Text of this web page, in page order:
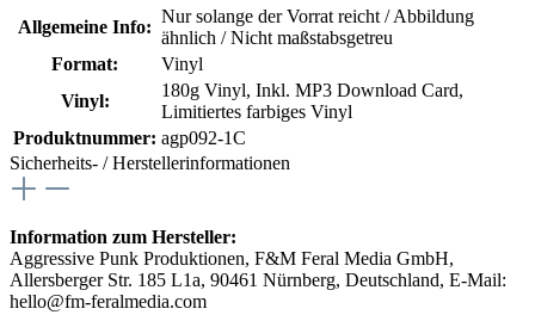
Allgemeine Info:
Nur solange der Vorrat reicht / Abbildung
ähnlich / Nicht maßstabsgetreu
Format:
Vinyl
Vinyl:
180g Vinyl, Inkl. MP3 Download Card,
Limitiertes farbiges Vinyl
Produktnummer: agp092-1C
Sicherheits- / Herstellerinformationen
Information zum Hersteller:
Aggressive Punk Produktionen, F&M Feral Media GmbH,
Allersberger Str. 185 L1a, 90461 Nürnberg, Deutschland, E-Mail:
hello@fm-feralmedia.com